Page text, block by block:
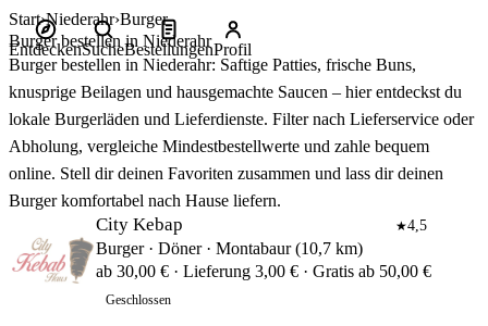
Start Niederahr Burger
Burger bestellen in Niederahr
Burger bestellen in Niederahr: Saftige Patties, frische Buns,
knusprige Beilagen und hausgemachte Saucen – hier entdeckst du
lokale Burgerläden und Lieferdienste. Filter nach Lieferservice oder
Abholung, vergleiche Mindestbestellwerte und zahle bequem
online. Stell dir deinen Favoriten zusammen und lass dir deinen
Burger komfortabel nach Hause liefern.
City Kebap ★4,5
Burger · Döner · Montabaur (10,7 km)
ab 30,00 € · Lieferung 3,00 € · Gratis ab 50,00 €
Geschlossen
EntdeckenSucheBestellungenProfil